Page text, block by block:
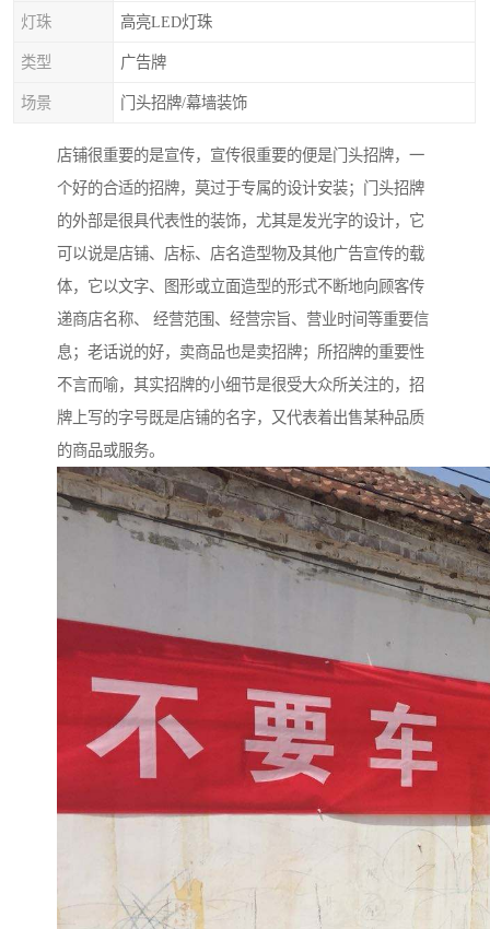
灯珠 高亮LED灯珠
类型 广告牌
场景 门头招牌/幕墙装饰
店铺很重要的是宣传，宣传很重要的便是门头招牌，一
个好的合适的招牌，莫过于专属的设计安装；门头招牌
的外部是很具代表性的装饰，尤其是发光字的设计，它
可以说是店铺、店标、店名造型物及其他广告宣传的载
体，它以文字、图形或立面造型的形式不断地向顾客传
递商店名称、 经营范围、经营宗旨、营业时间等重要信
息；老话说的好，卖商品也是卖招牌；所招牌的重要性
不言而喻，其实招牌的小细节是很受大众所关注的，招
牌上写的字号既是店铺的名字，又代表着出售某种品质
的商品或服务。